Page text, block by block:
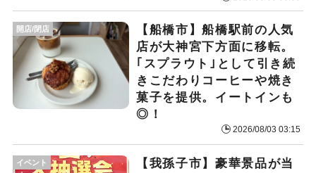
開店/閉店
【船橋市】船橋駅前の人気
店が大神宮下方面に移転。
｢スプラウト｣として引き続
きこだわりコーヒーや焼き
菓子を提供。イートインも
◎！
2026/08/03 03:15
イベント
​【我孫子市】豪華景品が当